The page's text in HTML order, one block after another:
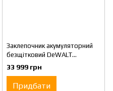
Заклепочник акумуляторний
безщітковий DeWALT
DCF414NT
33 999 грн
Придбати